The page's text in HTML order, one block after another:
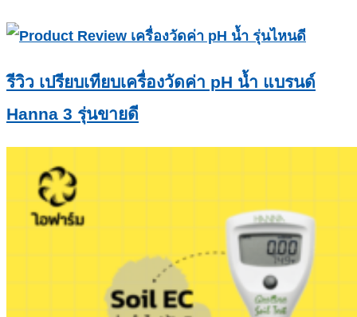
รีวิว เปรียบเทียบเครื่องวัดค่า pH น้ำ แบรนด์
Hanna 3 รุ่นขายดี